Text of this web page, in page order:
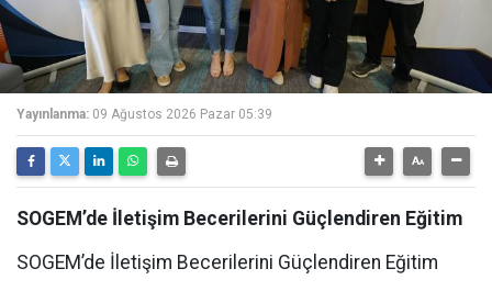
Yayınlanma: 09 Ağustos 2026 Pazar 05:39
SOGEM’de İletişim Becerilerini Güçlendiren Eğitim
SOGEM’de İletişim Becerilerini Güçlendiren Eğitim